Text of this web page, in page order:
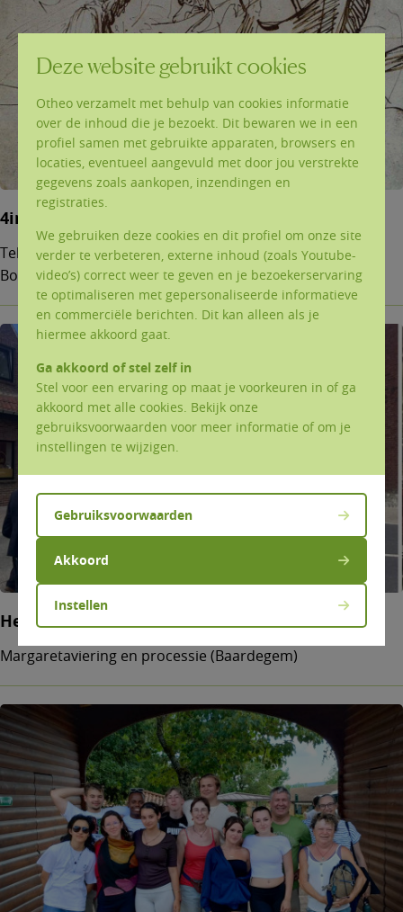
4ingen op Ten Bos
Teksten (pdf) en powerpoints (ppt) van de 4ingen op Ten
Bos.
Het feest van Margareta
Margaretaviering en processie (Baardegem)
Deze website gebruikt cookies
Otheo verzamelt met behulp van cookies informatie
over de inhoud die je bezoekt. Dit bewaren we in een
profiel samen met gebruikte apparaten, browsers en
locaties, eventueel aangevuld met door jou verstrekte
gegevens zoals aankopen, inzendingen en
registraties.
We gebruiken deze cookies en dit profiel om onze site
verder te verbeteren, externe inhoud (zoals Youtube-
video’s) correct weer te geven en je bezoekerservaring
te optimaliseren met gepersonaliseerde informatieve
en commerciële berichten. Dit kan alleen als je
hiermee akkoord gaat.
Ga akkoord of stel zelf in
Stel voor een ervaring op maat je voorkeuren in of ga
akkoord met alle cookies. Bekijk onze
gebruiksvoorwaarden voor meer informatie of om je
instellingen te wijzigen.
Gebruiksvoorwaarden
Akkoord
Instellen